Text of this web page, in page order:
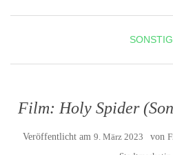
Film: Holy Spider
Veröffentlicht am 9. März 2023 von